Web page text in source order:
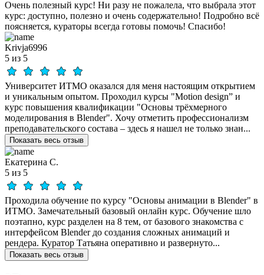
Очень полезный курс! Ни разу не пожалела, что выбрала этот
курс: доступно, полезно и очень содержательно! Подробно всё
поясняется, кураторы всегда готовы помочь! Спасибо!
Krivja6996
5 из 5
Университет ИТМО оказался для меня настоящим открытием
и уникальным опытом. Проходил курсы "Motion design” и
курс повышения квалификации "Основы трёхмерного
моделирования в Blender". Хочу отметить профессионализм
преподавательского состава – здесь я нашел не только знан...
Показать весь отзыв
Екатерина С.
5 из 5
Проходила обучение по курсу "Основы анимации в Blender" в
ИТМО. Замечательный базовый онлайн курс. Обучение шло
поэтапно, курс разделен на 8 тем, от базового знакомства с
интерфейсом Blender до создания сложных анимаций и
рендера. Куратор Татьяна оперативно и развернуто...
Показать весь отзыв